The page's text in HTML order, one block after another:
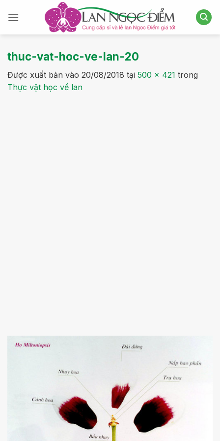
qua
thuc-vat-hoc-ve-lan-20
Được xuất bản vào 20/08/2018 tại 500 × 421 trong
Thực vật học về lan